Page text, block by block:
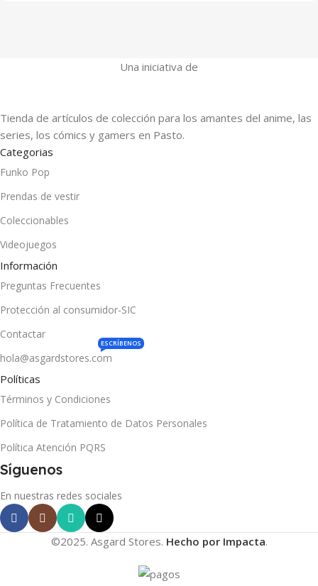
Una iniciativa de
Tienda de artículos de colección para los amantes del anime, las
series, los cómics y gamers en Pasto.
Categorias
Funko Pop
Prendas de vestir
Coleccionables
Videojuegos
Información
Preguntas Frecuentes
Protección al consumidor-SIC
Contactar
hola@asgardstores.com
ESCRÍBENOS
Políticas
Términos y Condiciones
Política de Tratamiento de Datos Personales
Política Atención PQRS
Síguenos
En nuestras redes sociales
©2025. Asgard Stores. Hecho por Impacta.